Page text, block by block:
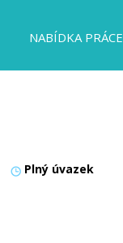
NABÍDKA PRÁCE
Plný úvazek